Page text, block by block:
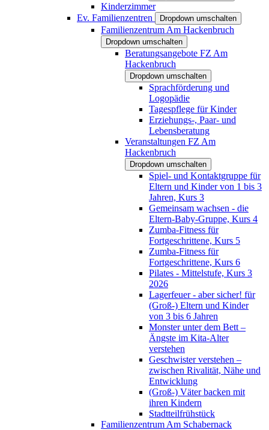
Kinderzimmer
Ev. Familienzentren
Dropdown umschalten
Familienzentrum Am Hackenbruch
Dropdown umschalten
Beratungsangebote FZ Am
Hackenbruch
Dropdown umschalten
Sprachförderung und
Logopädie
Tagespflege für Kinder
Erziehungs-, Paar- und
Lebensberatung
Veranstaltungen FZ Am
Hackenbruch
Dropdown umschalten
Spiel- und Kontaktgruppe für
Eltern und Kinder von 1 bis 3
Jahren, Kurs 3
Gemeinsam wachsen - die
Eltern-Baby-Gruppe, Kurs 4
Zumba-Fitness für
Fortgeschrittene, Kurs 5
Zumba-Fitness für
Fortgeschrittene, Kurs 6
Pilates - Mittelstufe, Kurs 3
2026
Lagerfeuer - aber sicher! für
(Groß-) Eltern und Kinder
von 3 bis 6 Jahren
Monster unter dem Bett –
Ängste im Kita-Alter
verstehen
Geschwister verstehen –
zwischen Rivalität, Nähe und
Entwicklung
(Groß-) Väter backen mit
ihren Kindern
Stadtteilfrühstück
Familienzentrum Am Schabernack